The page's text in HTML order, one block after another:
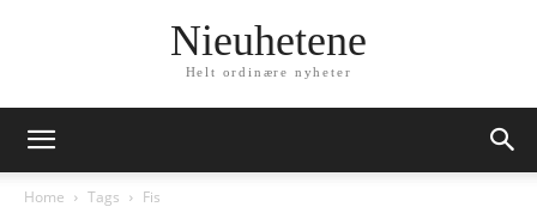
Nieuhetene
Helt ordinære nyheter
Home Tags Fis